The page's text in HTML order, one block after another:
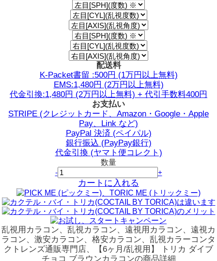
配送料
K-Packet書留 :500円 (1万円以上無料)
EMS:1,480円 (2万円以上無料)
代金引換:1,480円 (2万円以上無料) + 代引手数料400円
お支払い
STRIPE (クレジットカード、Amazon・Google・Apple
Pay、Link など)
PayPal 決済 (ペイパル)
銀行振込 (PayPay銀行)
代金引換 (ヤマト便コレクト)
数量
-
+
カートに入れる
乱視用カラコン、乱視カラコン、遠視用カラコン、遠視カ
ラコン、激安カラコン、格安カラコン、乱視カラーコンタ
クトレンズ通販専門店、【6ヶ月/乱視用】 トリカ ダイブ
チョコ ブラウンカラコンの商品詳細